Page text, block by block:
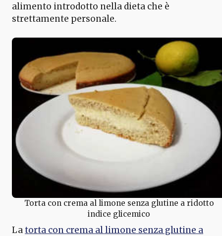
alimento introdotto nella dieta che è
strettamente personale.
Torta con crema al limone senza glutine a ridotto
indice glicemico
Latorta con crema al limone senza glutine a